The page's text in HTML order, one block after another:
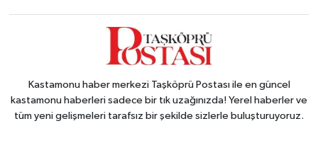
Kastamonu haber merkezi Taşköprü Postası ile en güncel
kastamonu haberleri sadece bir tık uzağınızda! Yerel haberler ve
tüm yeni gelişmeleri tarafsız bir şekilde sizlerle buluşturuyoruz.